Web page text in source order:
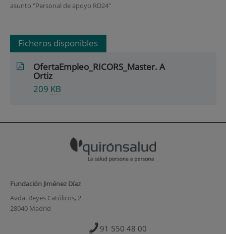
asunto "Personal de apoyo RD24"
Ficheros disponibles
OfertaEmpleo_RICORS_Master. A
Ortiz
209 KB
Fundación Jiménez Díaz
Avda. Reyes Católicos, 2
28040 Madrid
91 550 48 00